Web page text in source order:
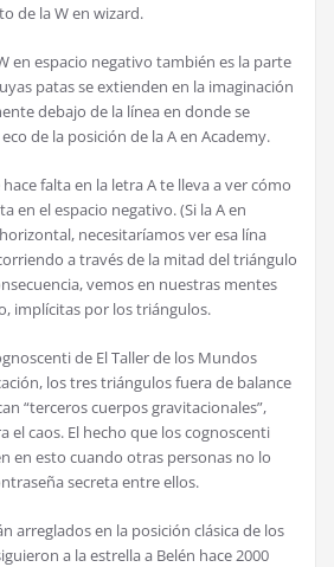
de la W en wizard.
en espacio negativo también es la parte
patas se extienden en la imaginación
debajo de la línea en donde se
de la posición de la A en Academy.
falta en la letra A te lleva a ver cómo
en el espacio negativo. (Si la A en
necesitaríamos ver esa lína
a través de la mitad del triángulo
vemos en nuestras mentes
implícitas por los triángulos.
de El Taller de los Mundos
ón, los tres triángulos fuera de balance
“terceros cuerpos gravitacionales”,
el caos. El hecho que los cognoscenti
en esto cuando otras personas no lo
ña secreta entre ellos.
n arreglados en la posición clásica de los
a la estrella a Belén hace 2000